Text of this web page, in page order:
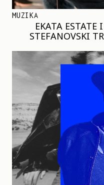
MUZIKA
EKATA ESTATE
STEFANOVSKI